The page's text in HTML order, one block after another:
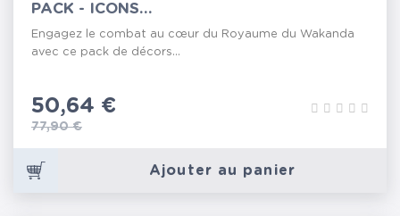
PACK - ICONS...
Engagez le combat au cœur du Royaume du Wakanda
avec ce pack de décors...
Prix
50,64 €
Prix de base
77,90 €
Ajouter au panier